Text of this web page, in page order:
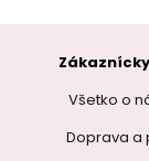
Všetko o
Doprava a